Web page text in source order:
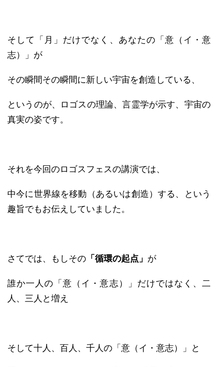
そして「月」だけでなく、あなたの「意（イ・意
志）」が
その瞬間その瞬間に新しい宇宙を創造している、
というのが、ロゴスの理論、言霊学が示す、宇宙の
真実の姿です。
それを今回のロゴスフェスの講演では、
中今に世界線を移動（あるいは創造）する、という
趣旨でもお伝えしていました。
さてでは、もしその 「循環の起点」 が
誰か一人の「意（イ・意志）」だけではなく、二
人、三人と増え
そして十人、百人、千人の「意（イ・意志）」と